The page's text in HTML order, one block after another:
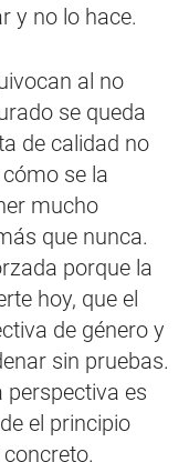
y no lo hace.
al no
se queda
de calidad no
se la
mucho
que nunca.
porque la
hoy, que el
de género y
sin pruebas.
perspectiva es
el principio